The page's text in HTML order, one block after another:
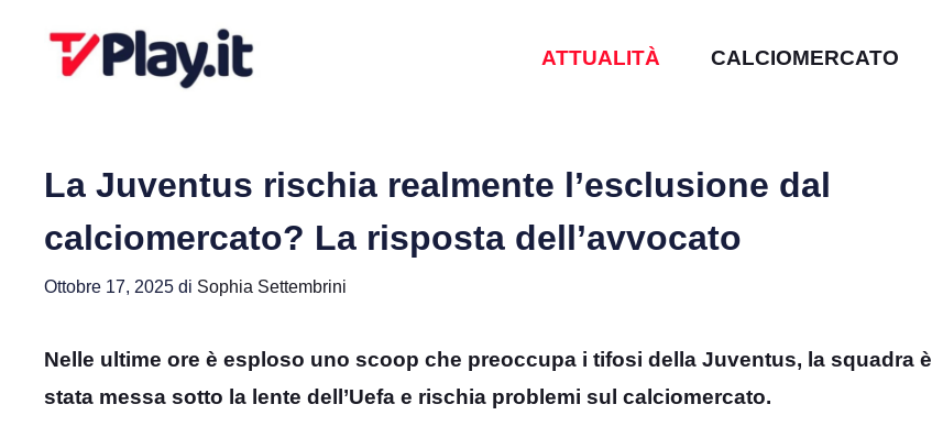
ATTUALITÀ CALCIOMERCATO
La Juventus rischia realmente l’esclusione dal
calciomercato? La risposta dell’avvocato
Ottobre 17, 2025 di Sophia Settembrini
Nelle ultime ore è esploso uno scoop che preoccupa i tifosi della Juventus, la squadra è
stata messa sotto la lente dell’Uefa e rischia problemi sul calciomercato.